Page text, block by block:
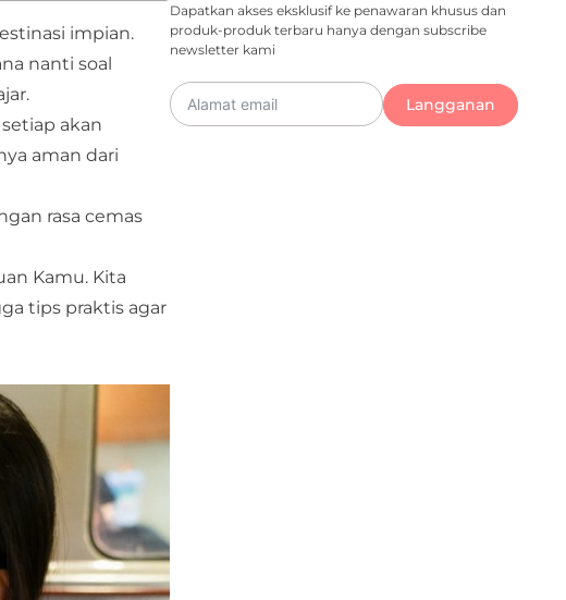
impian.
nanti soal
akan
aman dari
rasa cemas
Kamu. Kita
tips praktis agar
Dapatkan akses eksklusif ke penawaran khusus dan
produk-produk terbaru hanya dengan subscribe
newsletter kami
Langganan